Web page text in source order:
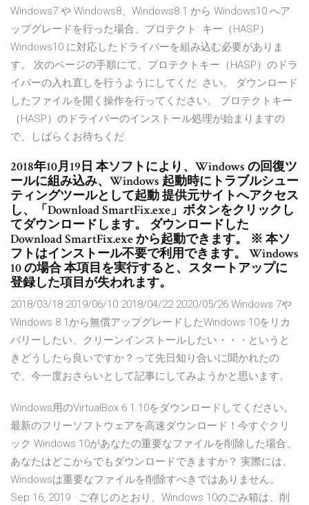
Windows7 や Windows8、Windows8.1 から Windows10 へア
ップグレードを行った場合、プロテクト. キー（HASP）
Windows10 に対応したドライバーを組み込む必要がありま
す。 次のページの手順にて、プロテクトキー（HASP）のドラ
イバーの入れ直しを行うようにしてくだ. さい。 ダウンロード
したファイルを開く操作を行ってください。 プロテクトキー
（HASP）のドライバーのインストール処理が始まりますの
で、しばらくお待ちくだ.
2018年10月19日 本ソフトにより、Windows の回復ツ
ールに組み込み、Windows 起動時にトラブルシュー
ティングツールとして起動 提供元サイトへアクセス
し、「Download SmartFix.exe」ボタンをクリックし
てダウンロードします。 ダウンロードした
Download SmartFix.exe から起動できます。 ※ 本ソ
フトはインストール不要で利用できます。 Windows
10 の場合 本項目を実行すると、スタートアップに
登録した項目が失われます。
2018/03/18 2019/06/10 2018/04/22 2020/05/26 Windows 7や
Windows 8.1から無償アップグレードしたWindows 10をリカ
バリーしたい、クリーンインストールしたい・・・というと
きどうしたら良いですか？って先日知り合いに聞かれたの
で、今一度おさらいとして記事にしてみようかと思います。
Windows用のVirtualBox 6.1.10をダウンロードしてください。
最新のフリーソフトウェアを高速ダウンロード！今すぐクリ
ック Windows 10があなたの重要なファイルを削除した場合、
あなたはどこからでもダウンロードできますか？ 実際には、
Windowsは重要なファイルを削除すべきではありません。
Sep 16, 2019 · ご存じのとおり、Windows 10のごみ箱は、削